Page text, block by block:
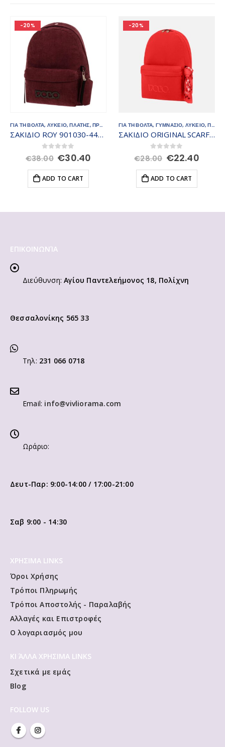
,ΤΣΑΝΤΕΣ - ΣΑΚΙΔΙΑ
-20%
ΓΙΑ ΤΗ ΒΟΛΤΑ, ΓΥΜΝΑΣΙΟ,ΛΥΚΕΙΟ,ΠΛΑΤΗΣ ,ΠΡΟΣΦΟΡΕΣ ,ΤΣΑΝΤΕΣ - ΣΑΚΙΔΙΑ
ΣΑΚΙΔΙΟ ORIGINAL SCARF 901135-3000
out of 5
€28.00 Original
price
was:
€28.00.
€22.40Current
ADD TO CART
ΓΥΜΝΑΣΙΟ,ΛΥΚΕΙΟ,ΤΣΑΝΤΕΣ - ΣΑΚΙΔΙΑ
ORIGINAL POLO ΣΑΚΙΔΙΟ 901135-2000
out of 5
€28.00
ADD TO CART
ΕΠΙΚΟΙΝΩΝΊΑ
Διεύθυνση: Αγίου Παντελεήμονος 18, Πολίχνη
Θεσσαλονίκης 565 33
Τηλ: 231 066 0718
Email: info@vivliorama.com
Ωράριο:
Δευτ-Παρ: 9:00-14:00 / 17:00-21:00
Σαβ 9:00 - 14:30
ΧΡΗΣΙΜΑ LINKS
Όροι Χρήσης
Τρόποι Πληρωμής
Τρόποι Αποστολής - Παραλαβής
Αλλαγές και Επιστροφές
Ο λογαριασμός μου
ΚΙ ΆΛΛΑ ΧΡΗΣΙΜΑ LINKS
Σχετικά με εμάς
Blog
FOLLOW US